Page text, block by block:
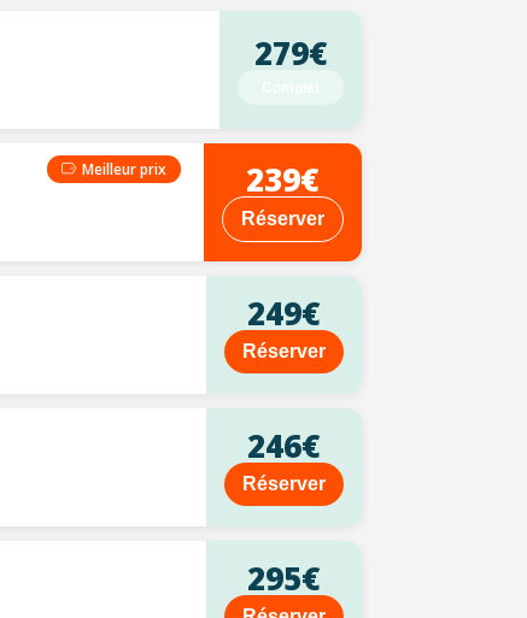
279€
Meilleur prix 239€
Réserver
249€
Réserver
246€
Réserver
295€